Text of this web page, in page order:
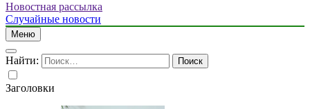
Новостная рассылка
Случайные новости
Меню
Найти:
Заголовки